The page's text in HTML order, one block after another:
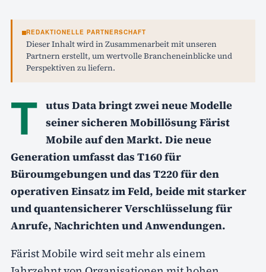
REDAKTIONELLE PARTNERSCHAFT
Dieser Inhalt wird in Zusammenarbeit mit unseren
Partnern erstellt, um wertvolle Brancheneinblicke und
Perspektiven zu liefern.
T utus Data bringt zwei neue Modelle
seiner sicheren Mobillösung Färist
Mobile auf den Markt. Die neue
Generation umfasst das T160 für
Büroumgebungen und das T220 für den
operativen Einsatz im Feld, beide mit starker
und quantensicherer Verschlüsselung für
Anrufe, Nachrichten und Anwendungen.
Färist Mobile wird seit mehr als einem